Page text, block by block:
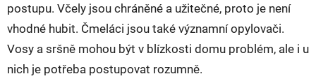
postupu. Včely jsou chráněné a užitečné, proto je není
vhodné hubit. Čmeláci jsou také významní opylovači.
Vosy a sršně mohou být v blízkosti domu problém, ale i u
nich je potřeba postupovat rozumně.